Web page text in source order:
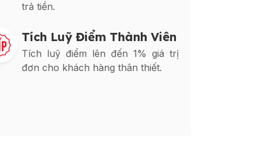
trả tiền.
Tích Luỹ Điểm Thành Viên
Tích luỹ điểm lên đến 1% giá trị
đơn cho khách hàng thân thiết.